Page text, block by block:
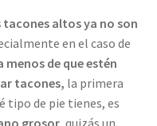
tacones altos ya no son
en el caso de
menos de que estén
tacones, la primera
tipo de pie tienes, es
grosor, quizás un